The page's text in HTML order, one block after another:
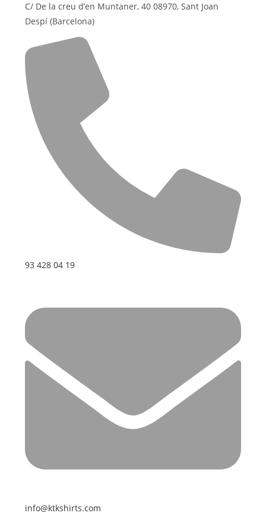
C/ De la creu d’en Muntaner, 40 08970, Sant Joan
Despí (Barcelona)
93 428 04 19
info@ktkshirts.com